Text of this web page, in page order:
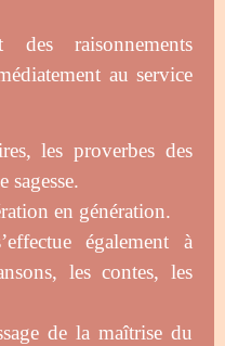
des raisonnements
au service
les proverbes des
sagesse.
en génération.
également à
les contes, les
de la maîtrise du